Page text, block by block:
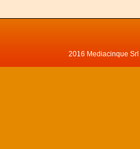
2016 Mediacinque Srl